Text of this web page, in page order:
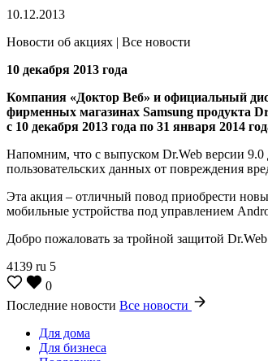
10.12.2013
Новости об акциях | Все новости
10 декабря 2013 года
Компания «Доктор Веб» и официальный
фирменных магазинах Samsung продукта
с 10 декабря 2013 года по 31 января 2014
Напомним, что c выпуском Dr.Web версии 9.0
пользовательских данных от повреждения
Эта акция – отличный повод приобрести
мобильные устройства под управлением
Добро пожаловать за тройной защитой
4139 ru 5
0
Последние новости Все новости
Для дома
Для бизнеса